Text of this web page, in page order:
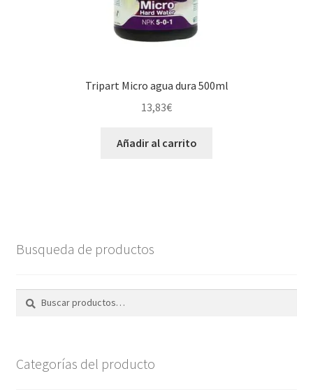
Tripart Micro agua dura 500ml
13,83€
Añadir al carrito
Busqueda de productos
Buscar
Buscar
Categorías del producto